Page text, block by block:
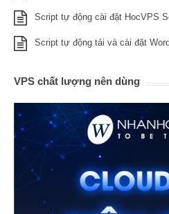
Script tự động cài đặt HocVPS
Script tự động tải và cài đặt
VPS chất lượng nên dùng